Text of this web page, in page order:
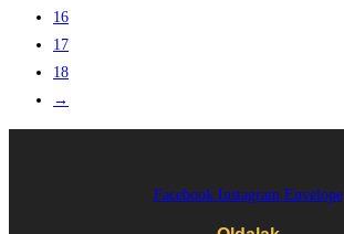
16
17
18
→
Facebook Instagram Envelope